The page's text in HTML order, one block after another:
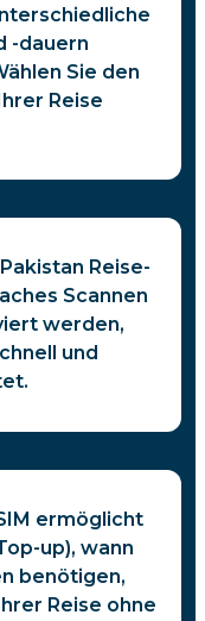
-dauern
Sie den
Reise
Reise-
Scannen
werden,
und
ermöglicht
up), wann
benötigen,
Reise ohne